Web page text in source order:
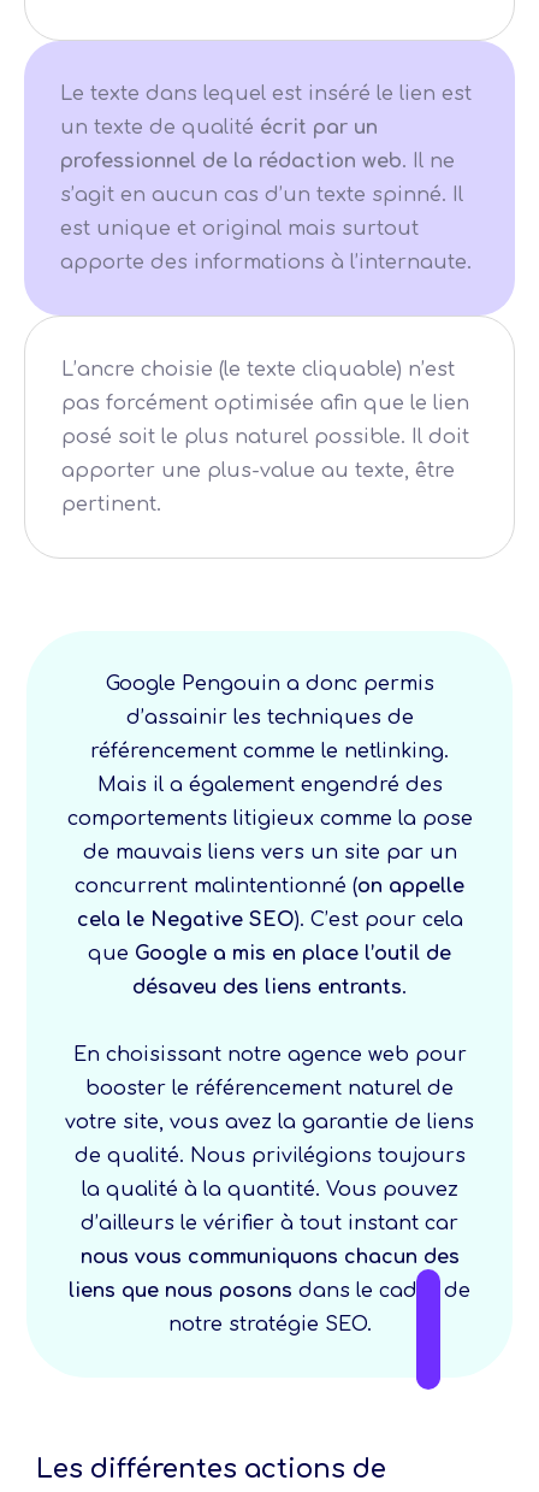
Le texte dans lequel est inséré le lien est
un texte de qualité écrit par un
professionnel de la rédaction web. Il ne
s’agit en aucun cas d’un texte spinné. Il
est unique et original mais surtout
apporte des informations à l’internaute.
L’ancre choisie (le texte cliquable) n’est
pas forcément optimisée afin que le lien
posé soit le plus naturel possible. Il doit
apporter une plus-value au texte, être
pertinent.
Google Pengouin a donc permis
d’assainir les techniques de
référencement comme le netlinking.
Mais il a également engendré des
comportements litigieux comme la pose
de mauvais liens vers un site par un
concurrent malintentionné (on appelle
cela le Negative SEO). C’est pour cela
que Google a mis en place l’outil de
désaveu des liens entrants.
En choisissant notre agence web pour
booster le référencement naturel de
votre site, vous avez la garantie de liens
de qualité. Nous privilégions toujours
la qualité à la quantité. Vous pouvez
d’ailleurs le vérifier à tout instant car
nous vous communiquons chacun des
liens que nous posons dans le cadre de
notre stratégie SEO.
Les différentes actions de